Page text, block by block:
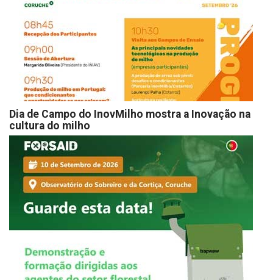
Dia de Campo do InovMilho mostra a Inovação na
cultura do milho